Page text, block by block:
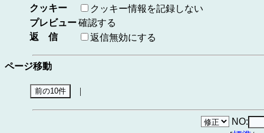
クッキー
クッキー情報を記録しない
プレビュー確認する
返 信
返信無効にする
ページ移動
|
NO: